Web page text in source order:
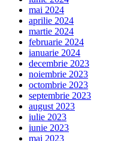
mai 2024
aprilie 2024
martie 2024
februarie 2024
ianuarie 2024
decembrie 2023
noiembrie 2023
octombrie 2023
septembrie 2023
august 2023
iulie 2023
iunie 2023
mai 2023